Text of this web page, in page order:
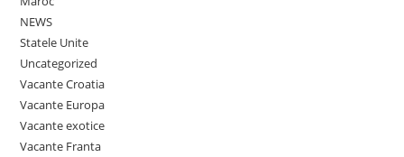
NEWS
Statele Unite
Uncategorized
Vacante Croatia
Vacante Europa
Vacante exotice
Vacante Franta